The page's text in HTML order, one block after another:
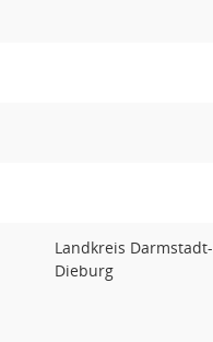
Landkreis Darmstadt-
Dieburg